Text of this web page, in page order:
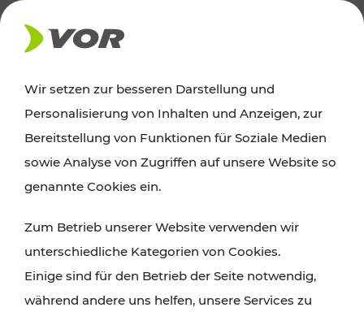
AKTUELLES
Ausflugstipps
Wien, Niederösterreich und das Burgenland
Wanderungen, Kultur und Gastronomie,
Radtouren oder purer Naturgenuss – viele
Attraktionen sind mit den Ticket- und Fahrplan-
Angeboten des VOR gut und schnell erreichbar.
Wir setzen zur besseren Darstellung und
Personalisierung von Inhalten und Anzeigen, zur
Bereitstellung von Funktionen für Soziale Medien
sowie Analyse von Zugriffen auf unsere Website so
genannte Cookies ein.
Zum Betrieb unserer Website verwenden wir
unterschiedliche Kategorien von Cookies.
Einige sind für den Betrieb der Seite notwendig,
während andere uns helfen, unsere Services zu